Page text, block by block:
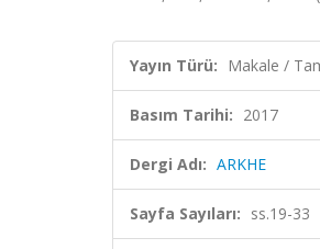
Yayın Türü: Makale /
Basım Tarihi: 2017
Dergi Adı: ARKHE
Sayfa Sayıları: ss.19-33